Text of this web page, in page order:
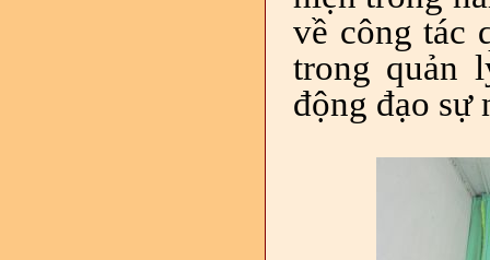
về công tác
trong quản
động đạo sự